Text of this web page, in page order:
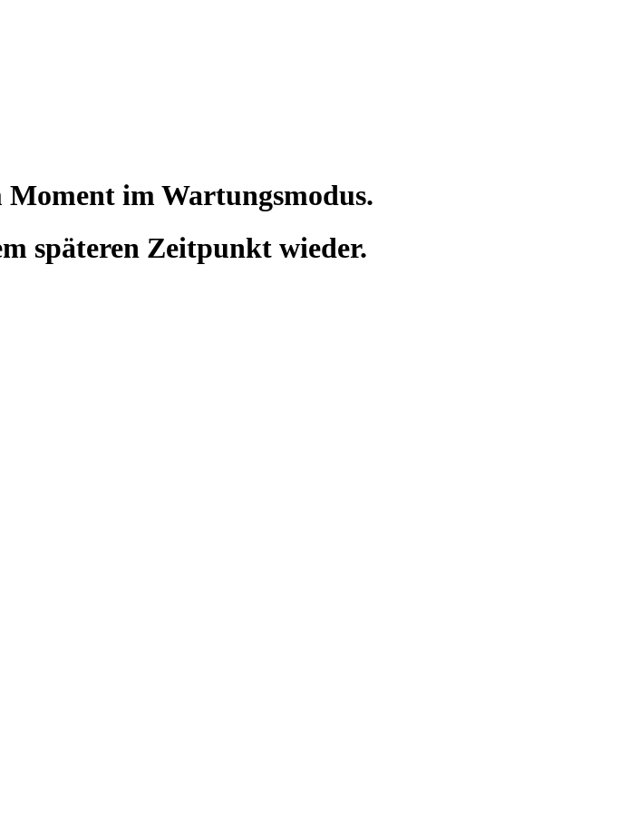
im Wartungsmodus.
späteren Zeitpunkt wieder.